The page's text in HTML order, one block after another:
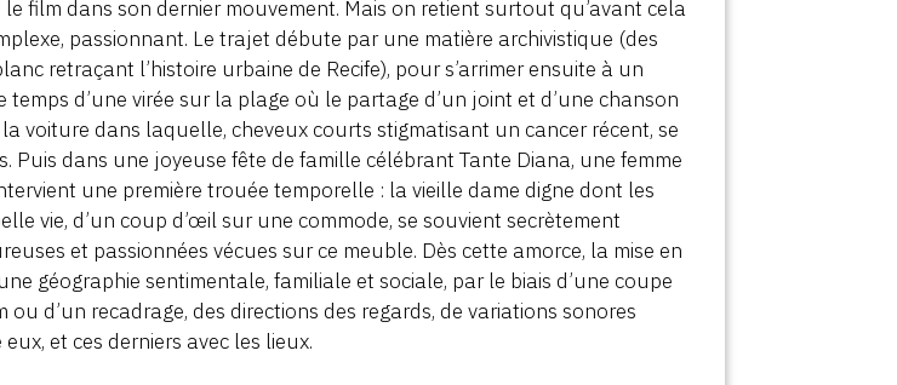
film dans son dernier mouvement. Mais on retient surtout qu’avant cela
passionnant. Le trajet débute par une matière archivistique (des
retraçant l’histoire urbaine de Recife), pour s’arrimer ensuite à un
d’une virée sur la plage où le partage d’un joint et d’une chanson
voiture dans laquelle, cheveux courts stigmatisant un cancer récent, se
Puis dans une joyeuse fête de famille célébrant Tante Diana, une femme
une première trouée temporelle : la vieille dame digne dont les
vie, d’un coup d’œil sur une commode, se souvient secrètement
et passionnées vécues sur ce meuble. Dès cette amorce, la mise en
géographie sentimentale, familiale et sociale, par le biais d’une coupe
ou d’un recadrage, des directions des regards, de variations sonores
et ces derniers avec les lieux.